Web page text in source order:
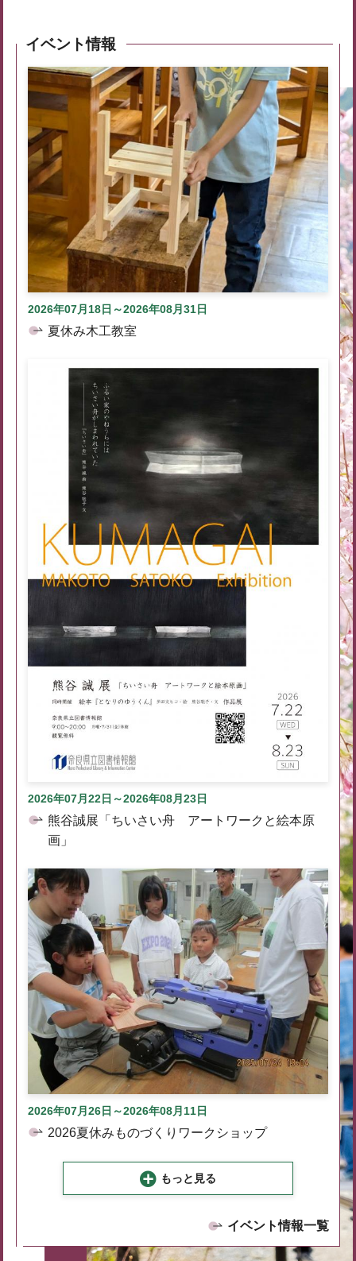
イベント情報
2026年07月18日～2026年08月31日
夏休み木工教室
2026年07月22日～2026年08月23日
熊谷誠展「ちいさい舟 アートワークと絵本原
画」
2026年07月26日～2026年08月11日
2026夏休みものづくりワークショップ
もっと見る
イベント情報一覧